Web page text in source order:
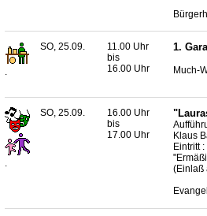
.
SO, 25.09.
11.00 Uhr
bis
16.00 Uhr
1.
Much-
SO, 25.09.
16.00 Uhr
bis
17.00 Uhr
Klaus
Eintritt
(Einlaß